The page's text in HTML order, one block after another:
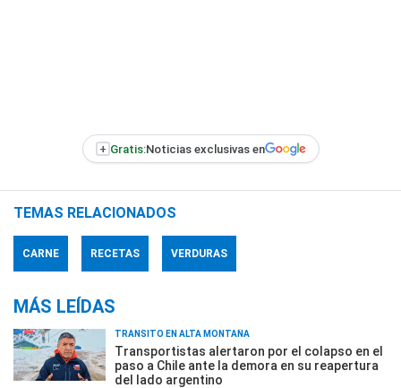
+ Gratis:Noticias exclusivas en
TEMAS RELACIONADOS
CARNE RECETAS VERDURAS
MÁS LEÍDAS
TRÁNSITO EN ALTA MONTAÑA
Transportistas alertaron por el colapso en el
paso a Chile ante la demora en su reapertura
del lado argentino